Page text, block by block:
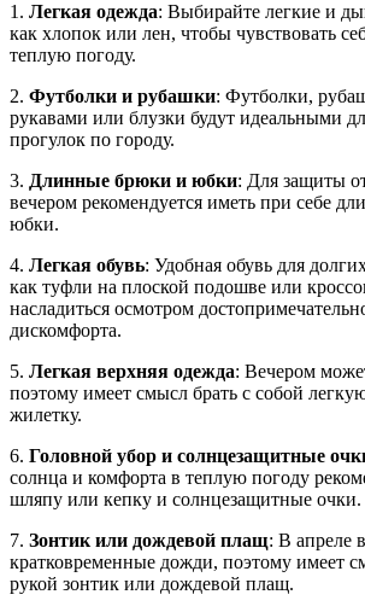
1. Легкая одежда: Выбирайте легкие и
как хлопок или лен, чтобы чувствовать
теплую погоду.
2. Футболки и рубашки: Футболки,
рукавами или блузки будут идеальными
прогулок по городу.
3. Длинные брюки и юбки: Для защиты
вечером рекомендуется иметь при себе
юбки.
4. Легкая обувь: Удобная обувь для
как туфли на плоской подошве или
насладиться осмотром
дискомфорта.
5. Легкая верхняя одежда: Вечером
поэтому имеет смысл брать с собой
жилетку.
6. Головной убор и солнцезащитные
солнца и комфорта в теплую погоду
шляпу или кепку и солнцезащитные очки.
7. Зонтик или дождевой плащ: В апреле
кратковременные дожди, поэтому имеет
рукой зонтик или дождевой плащ.